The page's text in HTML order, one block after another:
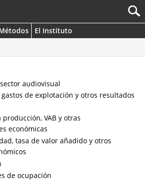
El Instituto
audiovisual
gastos de explotación y otros resultados
producción, VAB y otras
económicas
tasa de valor añadido y otros
de ocupación